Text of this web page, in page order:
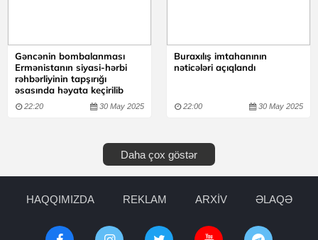
Gəncənin bombalanması
Ermənistanın siyasi-hərbi
rəhbərliyinin tapşırığı
əsasında həyata keçirilib
22:20 30 May 2025
Buraxılış imtahanının
nəticələri açıqlandı
22:00 30 May 2025
Daha çox göstər
HAQQIMIZDA REKLAM ARXİV ƏLAQƏ